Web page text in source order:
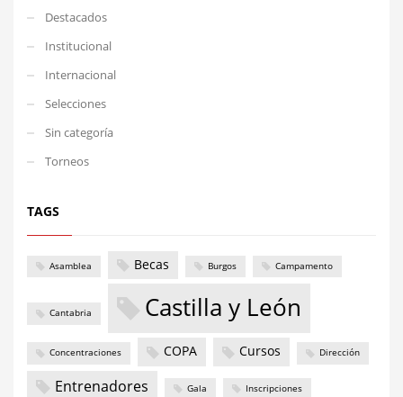
Destacados
Institucional
Internacional
Selecciones
Sin categoría
Torneos
TAGS
Asamblea Becas Burgos Campamento
Cantabria Castilla y León
Concentraciones COPA Cursos Dirección
Entrenadores Gala Inscripciones